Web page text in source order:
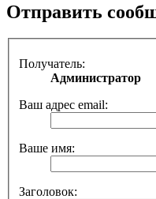
Отправить
Получатель:
Администратор
Ваш адрес email:
Ваше имя:
Заголовок: